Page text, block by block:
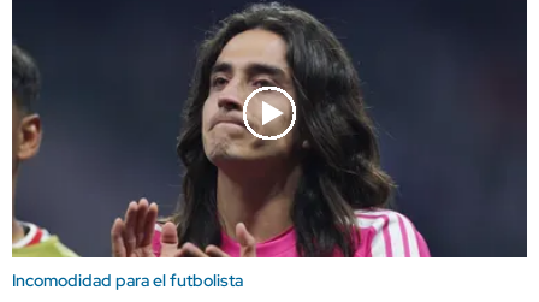
Incomodidad para el futbolista